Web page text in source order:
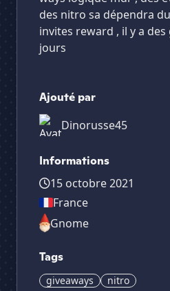
des nitro sa dépendra
invites reward , il y a
jours
Ajouté par
Dinorusse45
Informations
15 octobre 2021
France
Gnome
Tags
giveaways nitro